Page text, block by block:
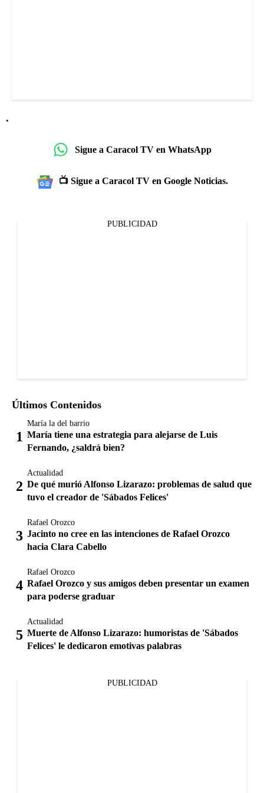
.
Sigue a Caracol TV en WhatsApp
📺 Sigue a Caracol TV en Google Noticias.
PUBLICIDAD
Últimos Contenidos
María la del barrio
María tiene una estrategia para alejarse de Luis
Fernando, ¿saldrá bien?
Actualidad
De qué murió Alfonso Lizarazo: problemas de salud que
tuvo el creador de 'Sábados Felices'
Rafael Orozco
Jacinto no cree en las intenciones de Rafael Orozco
hacia Clara Cabello
Rafael Orozco
Rafael Orozco y sus amigos deben presentar un examen
para poderse graduar
Actualidad
Muerte de Alfonso Lizarazo: humoristas de 'Sábados
Felices' le dedicaron emotivas palabras
PUBLICIDAD